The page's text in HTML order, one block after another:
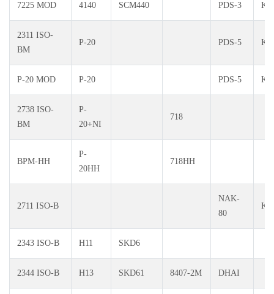
7225 MOD 4140 SCM440 PDS-3
2311 ISO-
BM
P-20 PDS-5
P-20 MOD P-20 PDS-5
2738 ISO-
BM
P-
20+NI
718
BPM-HH
P-
20HH
718HH
2711 ISO-B
NAK-
80
2343 ISO-B H11 SKD6
2344 ISO-B H13 SKD61 8407-2M DHAI